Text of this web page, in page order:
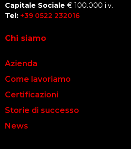
Capitale Sociale € 100.000 i.v.
Tel: +39 0522 232016
Chi siamo
Azienda
Come lavoriamo
Certificazioni
Storie di successo
News